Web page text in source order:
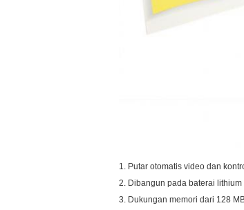
1. Putar otomatis video dan
2. Dibangun pada baterai
3. Dukungan memori dari 128